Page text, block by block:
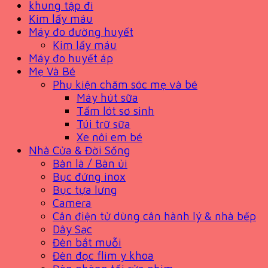
khung tập đi
Kim lấy máu
Máy đo đường huyết
Kim lấy máu
Máy đo huyết áp
Mẹ Và Bé
Phụ kiện chăm sóc mẹ và bé
Máy hút sữa
Tấm lót sơ sinh
Túi trữ sữa
Xe nôi em bé
Nhà Cửa & Đời Sống
Bàn là / Bàn ủi
Bục đứng inox
Bục tựa lưng
Camera
Cân điện tử dùng cân hành lý & nhà bếp
Dây Sạc
Đèn bắt muỗi
Đèn đọc flim y khoa